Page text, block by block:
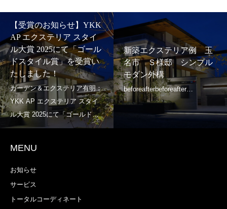
【受賞のお知らせ】YKK
AP エクステリア スタイ
ル大賞 2025にて「ゴール
ドスタイル賞」を受賞い
たしました！
新築エクステリア例 玉
名市 Ｓ様邸 シンプル
モダン外構
MENU
お知らせ
サービス
トータルコーディネート